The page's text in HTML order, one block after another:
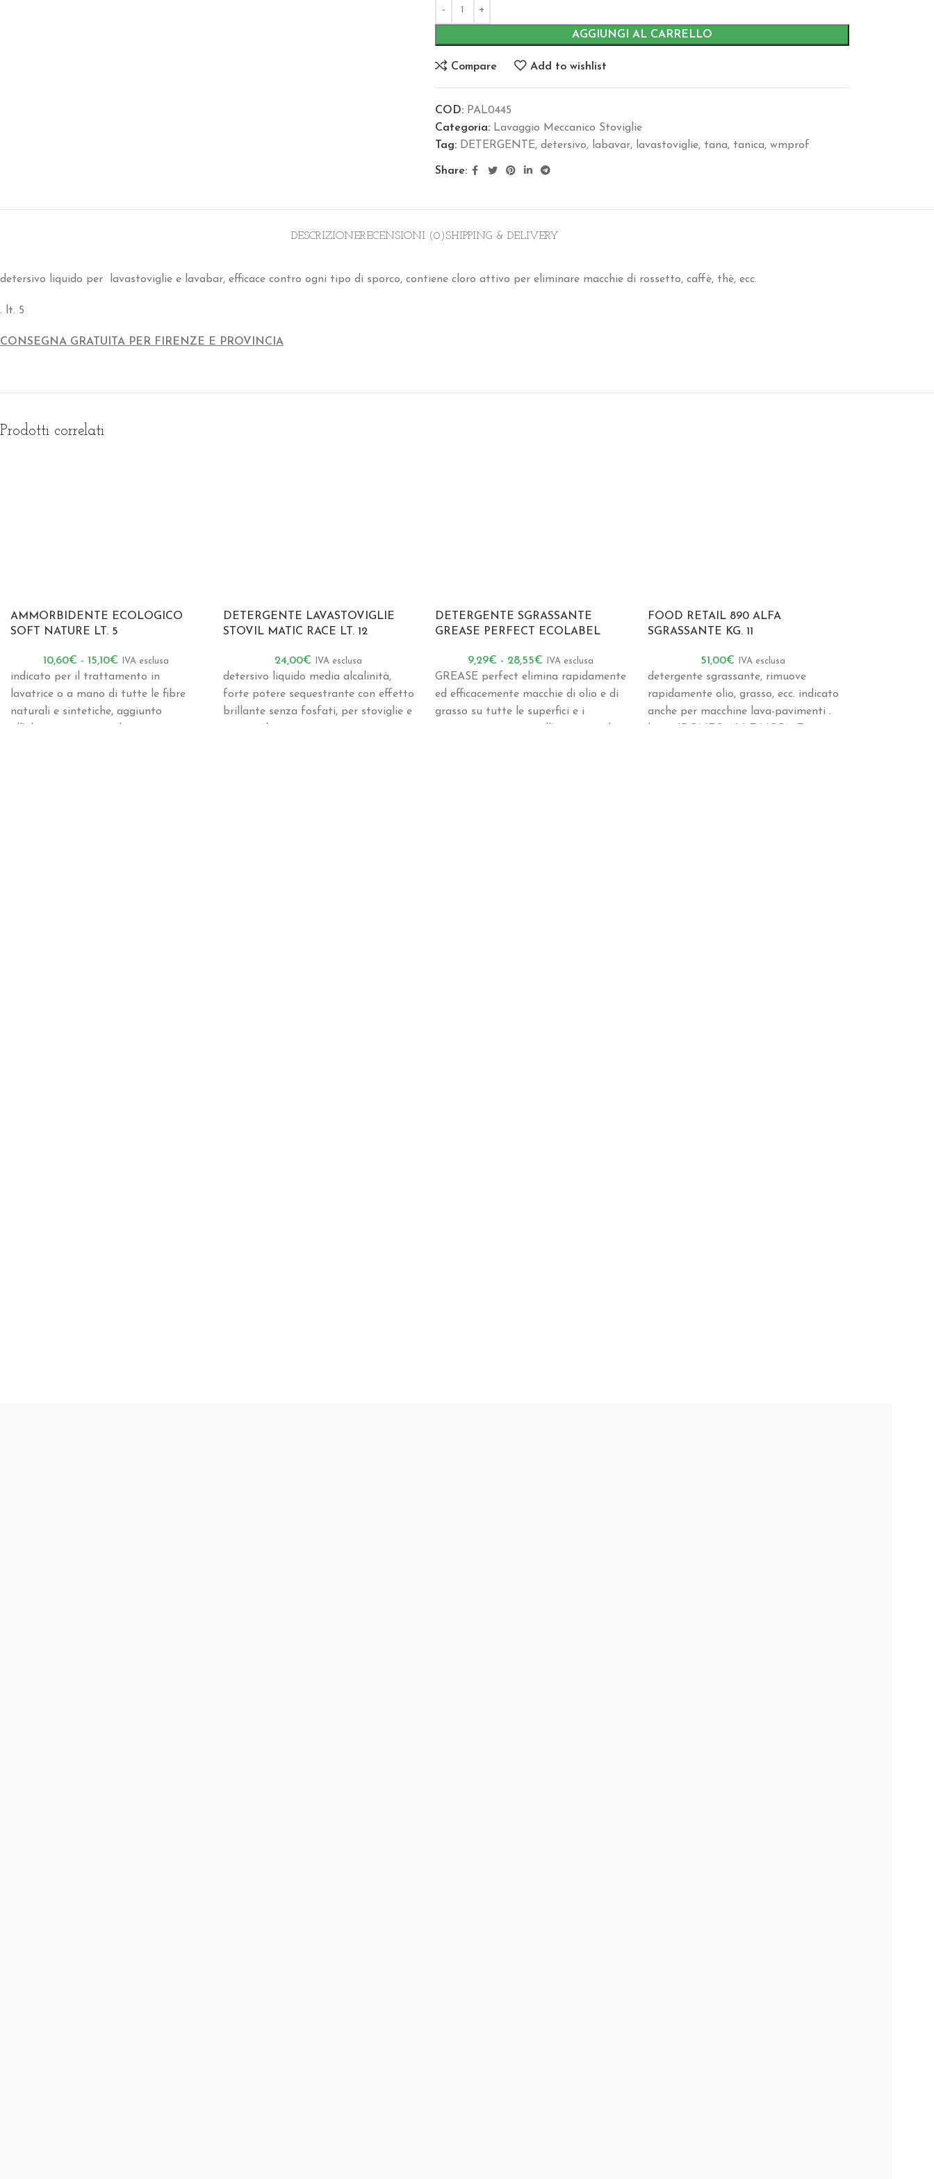
AGGIUNGI AL CARRELLO
Compare Add to wishlist
COD: PAL0445
Categoria: Lavaggio Meccanico Stoviglie
Tag: DETERGENTE, detersivo, labavar, lavastoviglie, tana, tanica, wmprof
Share:
DESCRIZIONERECENSIONI (0)SHIPPING & DELIVERY
detersivo liquido per lavastoviglie e lavabar, efficace contro ogni tipo di sporco, contiene cloro attivo per eliminare macchie di rossetto, caffè, thè, ecc.
. lt. 5
CONSEGNA GRATUITA PER FIRENZE E PROVINCIA
Prodotti correlati
AMMORBIDENTE ECOLOGICO
SOFT NATURE LT. 5
10,60€ - 15,10€ IVA esclusa
indicato per il trattamento in
lavatrice o a mano di tutte le fibre
naturali e sintetiche, aggiunto
DETERGENTE LAVASTOVIGLIE
STOVIL MATIC RACE LT. 12
24,00€ IVA esclusa
detersivo liquido media alcalinità,
forte potere sequestrante con effetto
brillante senza fosfati, per stoviglie e
DETERGENTE SGRASSANTE
GREASE PERFECT ECOLABEL
9,29€ - 28,55€ IVA esclusa
GREASE perfect elimina rapidamente
ed efficacemente macchie di olio e di
grasso su tutte le superfici e i
FOOD RETAIL 890 ALFA
SGRASSANTE KG. 11
51,00€ IVA esclusa
detergente sgrassante, rimuove
rapidamente olio, grasso, ecc. indicato
anche per macchine lava-pavimenti .